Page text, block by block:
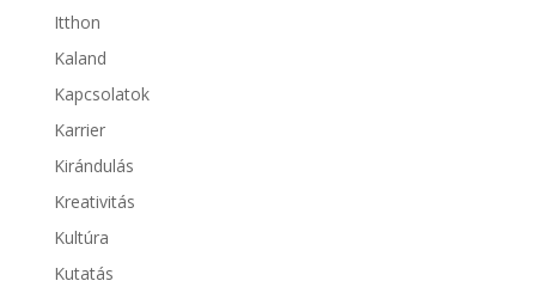
Itthon
Kaland
Kapcsolatok
Karrier
Kirándulás
Kreativitás
Kultúra
Kutatás